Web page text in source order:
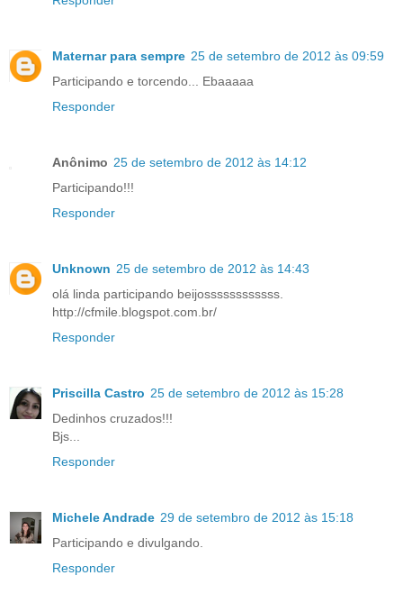
Maternar para sempre 25 de setembro de 2012 às 09:59
Participando e torcendo... Ebaaaaa
Responder
Anônimo 25 de setembro de 2012 às 14:12
Participando!!!
Responder
Unknown 25 de setembro de 2012 às 14:43
olá linda participando beijossssssssssss.
http://cfmile.blogspot.com.br/
Responder
Priscilla Castro 25 de setembro de 2012 às 15:28
Dedinhos cruzados!!!
Bjs...
Responder
Michele Andrade 29 de setembro de 2012 às 15:18
Participando e divulgando.
Responder